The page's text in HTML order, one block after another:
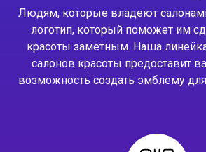
Людям, которые владеют
логотип, который поможет им
красоты заметным. Наша
салонов красоты предоставит
возможность создать эмблему